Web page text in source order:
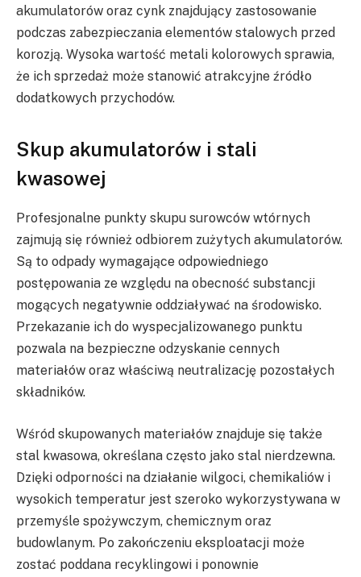
akumulatorów oraz cynk znajdujący zastosowanie
podczas zabezpieczania elementów stalowych przed
korozją. Wysoka wartość metali kolorowych sprawia,
że ich sprzedaż może stanowić atrakcyjne źródło
dodatkowych przychodów.
Skup akumulatorów i stali
kwasowej
Profesjonalne punkty skupu surowców wtórnych
zajmują się również odbiorem zużytych akumulatorów.
Są to odpady wymagające odpowiedniego
postępowania ze względu na obecność substancji
mogących negatywnie oddziaływać na środowisko.
Przekazanie ich do wyspecjalizowanego punktu
pozwala na bezpieczne odzyskanie cennych
materiałów oraz właściwą neutralizację pozostałych
składników.
Wśród skupowanych materiałów znajduje się także
stal kwasowa, określana często jako stal nierdzewna.
Dzięki odporności na działanie wilgoci, chemikaliów i
wysokich temperatur jest szeroko wykorzystywana w
przemyśle spożywczym, chemicznym oraz
budowlanym. Po zakończeniu eksploatacji może
zostać poddana recyklingowi i ponownie